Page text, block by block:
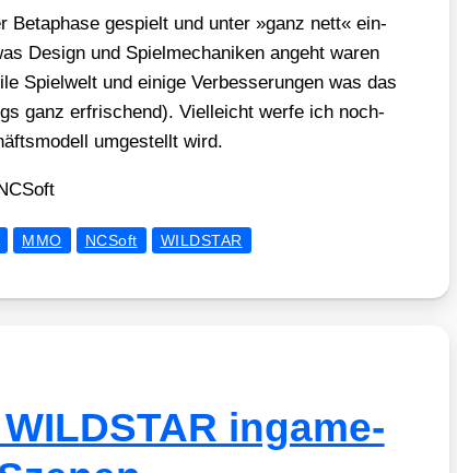
Beta­pha­se gespielt und unter »ganz nett« ein­
Design und Spiel­me­cha­ni­ken angeht waren
Spiel­welt und eini­ge Ver­bes­se­run­gen was das
ganz erfri­schend). Viel­leicht wer­fe ich noch­
umge­stellt wird.
MMO NCSoft WILDSTAR
ingame-